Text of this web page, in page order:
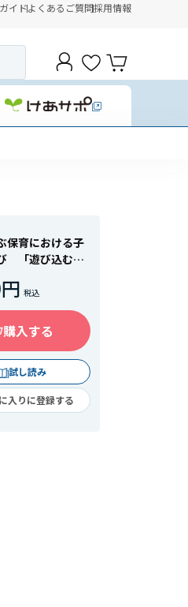
イドよくあるご質問採用情報
保育における子
「遊び込む」
購入する
試し読み
入りに登録する